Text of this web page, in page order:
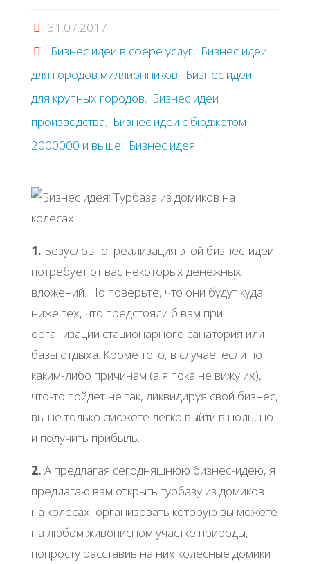
31.07.2017
Бизнес идеи в сфере услуг, Бизнес идеи
для городов миллионников, Бизнес идеи
для крупных городов, Бизнес идеи
производства, Бизнес идеи с бюджетом
2000000 и выше, Бизнес идея
1. Безусловно, реализация этой бизнес-идеи
потребует от вас некоторых денежных
вложений. Но поверьте, что они будут куда
ниже тех, что предстояли б вам при
организации стационарного санатория или
базы отдыха. Кроме того, в случае, если по
каким-либо причинам (а я пока не вижу их),
что-то пойдет не так, ликвидируя свой бизнес,
вы не только сможете легко выйти в ноль, но
и получить прибыль.
2. А предлагая сегодняшнюю бизнес-идею, я
предлагаю вам открыть турбазу из домиков
на колесах, организовать которую вы можете
на любом живописном участке природы,
попросту расставив на них колесные домики